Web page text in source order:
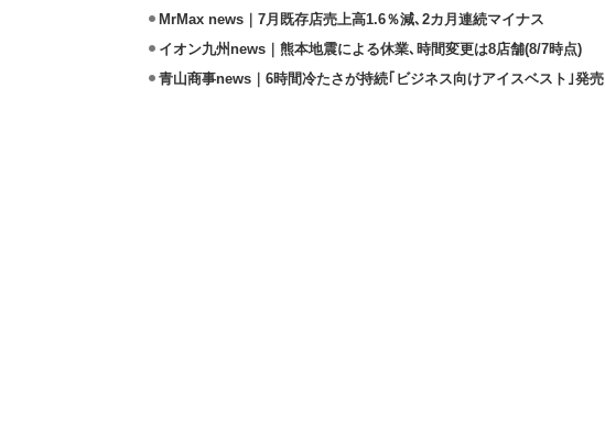
MrMax news｜7月既存店売上高1.6％減､2カ月連続マイナス
イオン九州news｜熊本地震による休業､時間変更は8店舗(8/7時点)
青山商事news｜6時間冷たさが持続｢ビジネス向けアイスベスト｣発売